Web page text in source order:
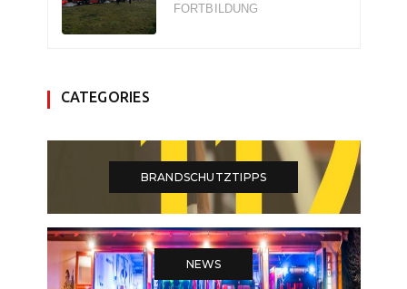
FORTBILDUNG
CATEGORIES
BRANDSCHUTZTIPPS
NEWS